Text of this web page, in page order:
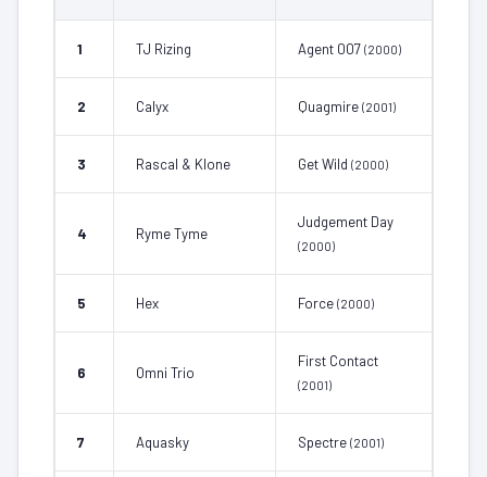
1 TJ Rizing Agent 007 (2000)
2 Calyx Quagmire (2001)
3 Rascal & Klone Get Wild (2000)
4 Ryme Tyme
Judgement Day
(2000)
5 Hex Force (2000)
6 Omni Trio
First Contact
(2001)
7 Aquasky Spectre (2001)